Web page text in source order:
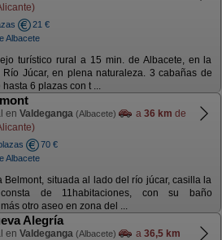
21 €
Albacete
turístico rural a 15 min. de Albacete, en la
Río Júcar, en plena naturaleza. 3 cabañas de
hasta 6 plazas con t ...
en Valdeganga (Albacete) a 36 km de
70 €
Albacete
Belmont, situada al lado del río júcar, casilla la
consta de 11habitaciones, con su baño
otro aseo en zona del ...
Alegría
en Valdeganga (Albacete) a 36,5 km